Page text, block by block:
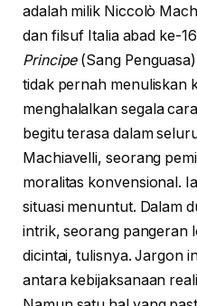
adalah milik Niccolò
dan filsuf Italia abad ke-
Principe(Sang
tidak pernah menuliskan
menghalalkan segala
begitu terasa dalam
Machiavelli, seorang
moralitas konvensional.
situasi menuntut. Dalam
intrik, seorang pangeran
dicintai, tulisnya. Jargon
antara kebijaksanaan